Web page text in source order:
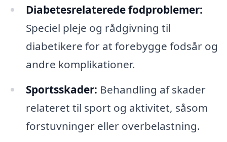
Diabetesrelaterede fodproblemer:
Speciel pleje og rådgivning til
diabetikere for at forebygge fodsår og
andre komplikationer.
Sportsskader: Behandling af skader
relateret til sport og aktivitet, såsom
forstuvninger eller overbelastning.